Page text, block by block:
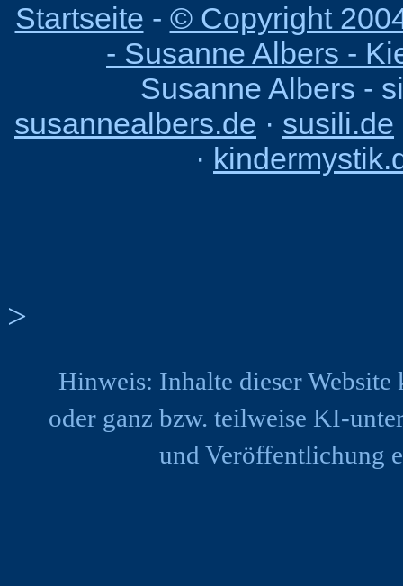
Startseite - © Copyright
- Susanne Albers -
Susanne Albers -
susannealbers.de · susili.de
·
>
Hinweis: Inhalte dieser
oder ganz bzw. teilweise KI-
und Veröffentlichung